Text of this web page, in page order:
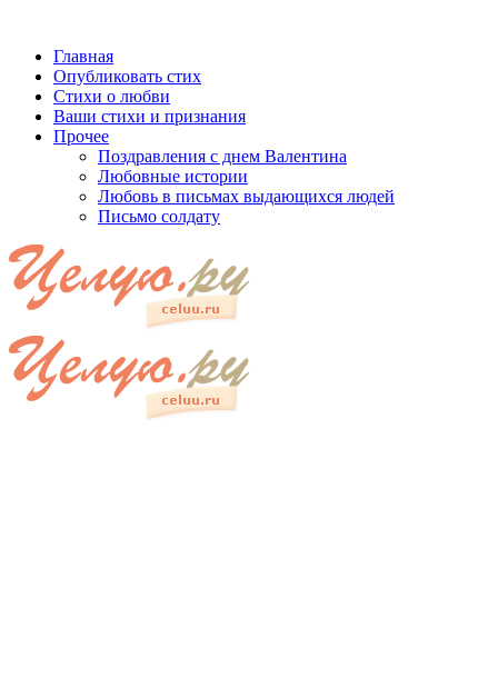
Главная
Опубликовать стих
Стихи о любви
Ваши стихи и признания
Прочее
Поздравления с днем Валентина
Любовные истории
Любовь в письмах выдающихся людей
Письмо солдату